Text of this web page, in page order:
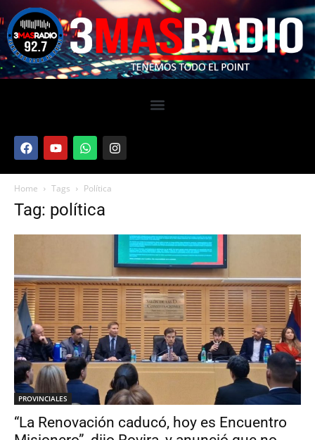
Home Tags Política
Tag: política
PROVINCIALES
“La Renovación caducó, hoy es Encuentro